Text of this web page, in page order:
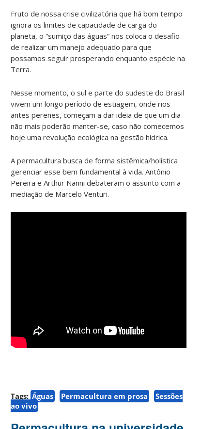
Fruto de nossa crise civilizatória que há bom tempo
ignora os limites de capacidade de carga do
planeta, o “sumiço das águas” nos coloca o desafio
de realizar um manejo adequado para que
possamos seguir prosperando enquanto espécie na
Terra.
Nesse momento, o sul e parte do sudeste do Brasil
vivem um longo período de estiagem, onde rios
antes perenes, começam a dar ideia de que um dia
não mais poderão manter-se, caso não comecemos
hoje uma revolução ecológica na gestão hídrica.
A permacultura busca de forma sistêmica/holística
gerenciar esse bem fundamental à vida. Antônio
Pereira e Arthur Nanni debateram o assunto com a
mediação de Marcelo Venturi.
Tags: Águas Permacultura em prosa
Sessões
ao vivo